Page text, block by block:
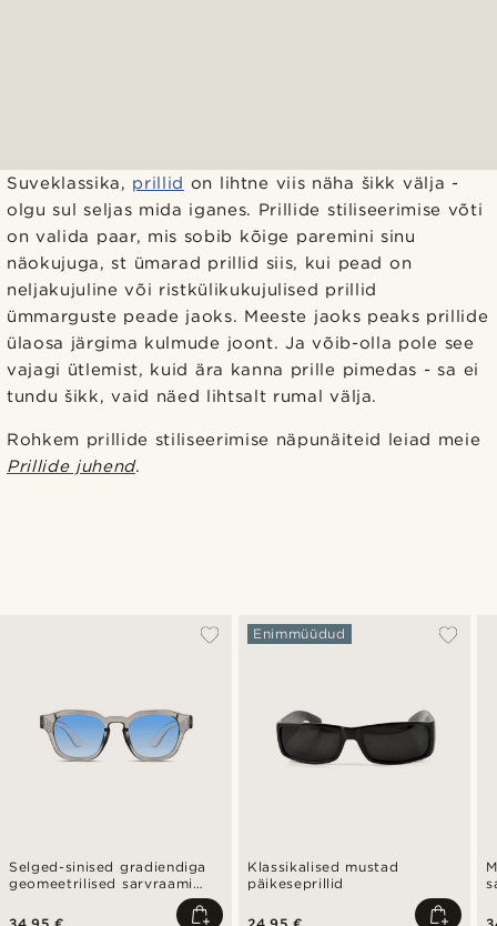
Suveklassika, prillid on lihtne viis näha šikk välja -
olgu sul seljas mida iganes. Prillide stiliseerimise võti
on valida paar, mis sobib kõige paremini sinu
näokujuga, st ümarad prillid siis, kui pead on
neljakujuline või ristkülikukujulised prillid
ümmarguste peade jaoks. Meeste jaoks peaks prillide
ülaosa järgima kulmude joont. Ja võib-olla pole see
vajagi ütlemist, kuid ära kanna prille pimedas - sa ei
tundu šikk, vaid näed lihtsalt rumal välja.
Rohkem prillide stiliseerimise näpunäiteid leiad meie
Prillide juhend.
Selged-sinised gradiendiga
geomeetrilised sarvraami
Klassikalised mustad
päikeseprillid
Enimmüüdud